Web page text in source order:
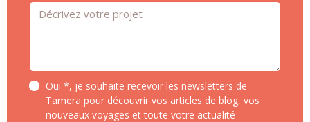
Message *
Oui *, je souhaite recevoir les newsletters de
Tamera pour découvrir vos articles de blog, vos
nouveaux voyages et toute votre actualité